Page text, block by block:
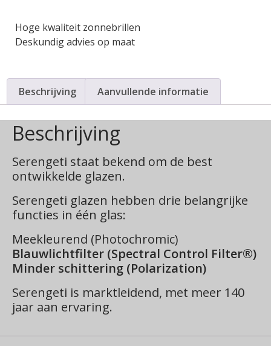
Hoge kwaliteit zonnebrillen
Deskundig advies op maat
Beschrijving Aanvullende informatie
Beschrijving
Serengeti staat bekend om de best
ontwikkelde glazen.
Serengeti glazen hebben drie belangrijke
functies in één glas:
Meekleurend (Photochromic)
Blauwlichtfilter (Spectral Control Filter®)
Minder schittering (Polarization)
Serengeti is marktleidend, met meer 140
jaar aan ervaring.